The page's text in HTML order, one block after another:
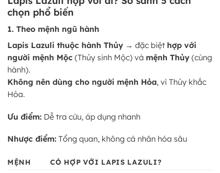
chọn phổ biến
1. Theo mệnh ngũ hành
Lapis Lazuli thuộc hành Thủy → đặc biệt hợp với
người mệnh Mộc (Thủy sinh Mộc) và mệnh Thủy (cùng
hành).
Không nên dùng cho người mệnh Hỏa, vì Thủy khắc
Hỏa.
Ưu điểm: Dễ tra cứu, áp dụng nhanh
Nhược điểm: Tổng quan, không cá nhân hóa sâu
MỆNH
CÓ HỢP VỚI LAPIS LAZULI?